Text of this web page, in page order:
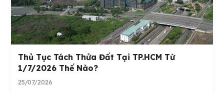
Thủ Tục Tách Thửa Đất Tại TP.HCM Từ
1/7/2026 Thế Nào?
25/07/2026